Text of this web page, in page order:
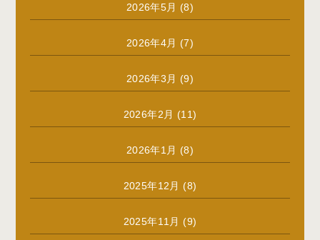
2026年5月 (8)
2026年4月 (7)
2026年3月 (9)
2026年2月 (11)
2026年1月 (8)
2025年12月 (8)
2025年11月 (9)